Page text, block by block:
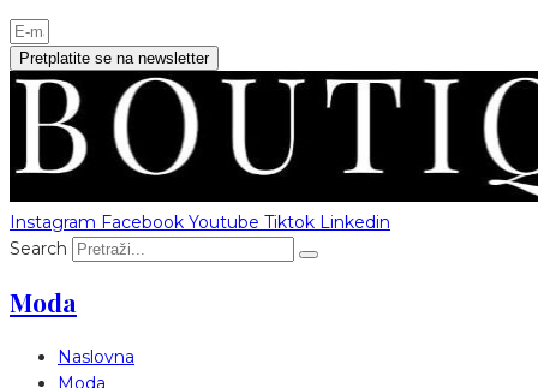
Pretplatite se na newsletter
Instagram Facebook Youtube Tiktok Linkedin
Search
Moda
Naslovna
Moda